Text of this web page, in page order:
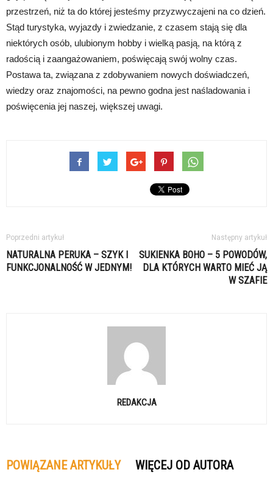
przestrzeń, niż ta do której jesteśmy przyzwyczajeni na co dzień.
Stąd turystyka, wyjazdy i zwiedzanie, z czasem stają się dla
niektórych osób, ulubionym hobby i wielką pasją, na którą z
radością i zaangażowaniem, poświęcają swój wolny czas.
Postawa ta, związana z zdobywaniem nowych doświadczeń,
wiedzy oraz znajomości, na pewno godna jest naśladowania i
poświęcenia jej naszej, większej uwagi.
Poprzedni artykuł
NATURALNA PERUKA – SZYK I
FUNKCJONALNOŚĆ W JEDNYM!
Następny artykuł
SUKIENKA BOHO – 5 POWODÓW,
DLA KTÓRYCH WARTO MIEĆ JĄ
W SZAFIE
REDAKCJA
POWIĄZANE ARTYKUŁY WIĘCEJ OD AUTORA